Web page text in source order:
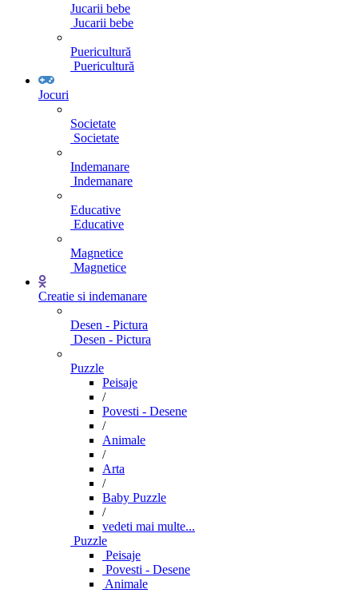
Jucarii bebe
Jucarii bebe
Puericultură
Puericultură
Jocuri
Societate
Societate
Indemanare
Indemanare
Educative
Educative
Magnetice
Magnetice
Creatie si indemanare
Desen - Pictura
Desen - Pictura
Puzzle
Peisaje
/
Povesti - Desene
/
Animale
/
Arta
/
Baby Puzzle
/
vedeti mai multe...
Puzzle
Peisaje
Povesti - Desene
Animale